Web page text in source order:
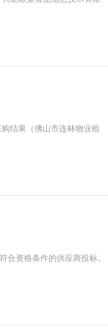
结果（佛山市连林物业租
合资格条件的供应商投标。